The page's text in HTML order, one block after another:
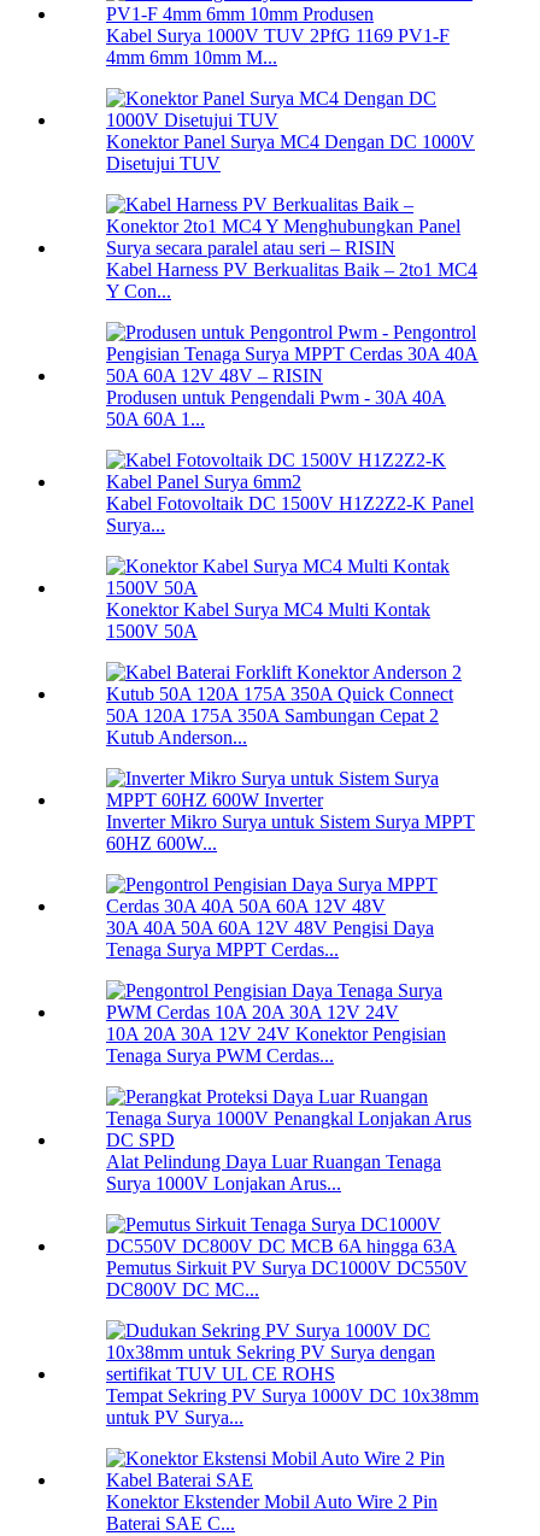
Kabel Surya 1000V TUV 2PfG 1169 PV1-F
4mm 6mm 10mm M...
Konektor Panel Surya MC4 Dengan DC 1000V
Disetujui TUV
Kabel Harness PV Berkualitas Baik – 2to1 MC4
Y Con...
Produsen untuk Pengendali Pwm - 30A 40A
50A 60A 1...
Kabel Fotovoltaik DC 1500V H1Z2Z2-K Panel
Surya...
Konektor Kabel Surya MC4 Multi Kontak
1500V 50A
50A 120A 175A 350A Sambungan Cepat 2
Kutub Anderson...
Inverter Mikro Surya untuk Sistem Surya MPPT
60HZ 600W...
30A 40A 50A 60A 12V 48V Pengisi Daya
Tenaga Surya MPPT Cerdas...
10A 20A 30A 12V 24V Konektor Pengisian
Tenaga Surya PWM Cerdas...
Alat Pelindung Daya Luar Ruangan Tenaga
Surya 1000V Lonjakan Arus...
Pemutus Sirkuit PV Surya DC1000V DC550V
DC800V DC MC...
Tempat Sekring PV Surya 1000V DC 10x38mm
untuk PV Surya...
Konektor Ekstender Mobil Auto Wire 2 Pin
Baterai SAE C...